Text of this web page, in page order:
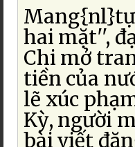
hai mặt'',
Chi mở
tiền của
lẽ xúc
Kỳ, người
bài viết